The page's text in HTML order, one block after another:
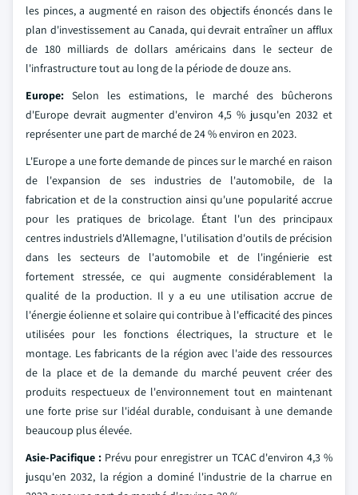
les pinces, a augmenté en raison des objectifs énoncés dans le
plan d'investissement au Canada, qui devrait entraîner un afflux
de 180 milliards de dollars américains dans le secteur de
l'infrastructure tout au long de la période de douze ans.
Europe: Selon les estimations, le marché des bûcherons
d'Europe devrait augmenter d'environ 4,5 % jusqu'en 2032 et
représenter une part de marché de 24 % environ en 2023.
L'Europe a une forte demande de pinces sur le marché en raison
de l'expansion de ses industries de l'automobile, de la
fabrication et de la construction ainsi qu'une popularité accrue
pour les pratiques de bricolage. Étant l'un des principaux
centres industriels d'Allemagne, l'utilisation d'outils de précision
dans les secteurs de l'automobile et de l'ingénierie est
fortement stressée, ce qui augmente considérablement la
qualité de la production. Il y a eu une utilisation accrue de
l'énergie éolienne et solaire qui contribue à l'efficacité des pinces
utilisées pour les fonctions électriques, la structure et le
montage. Les fabricants de la région avec l'aide des ressources
de la place et de la demande du marché peuvent créer des
produits respectueux de l'environnement tout en maintenant
une forte prise sur l'idéal durable, conduisant à une demande
beaucoup plus élevée.
Asie-Pacifique :Prévu pour enregistrer un TCAC d'environ 4,3 %
jusqu'en 2032, la région a dominé l'industrie de la charrue en